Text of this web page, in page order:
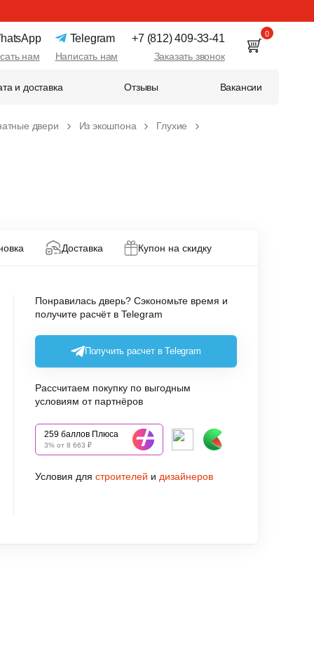
нам
Telegram
Написать нам
+7 (812) 409-33-41
Заказать звонок
0
и доставка Отзывы Вакансии
двери Из экошпона Глухие
Доставка Купон на скидку
Понравилась дверь? Сэкономьте время и
получите расчёт в Telegram
Получить расчет в Telegram
Рассчитаем покупку по выгодным
условиям от партнёров
259 баллов Плюса
3% от 8 663 ₽
Условия для строителей и дизайнеров